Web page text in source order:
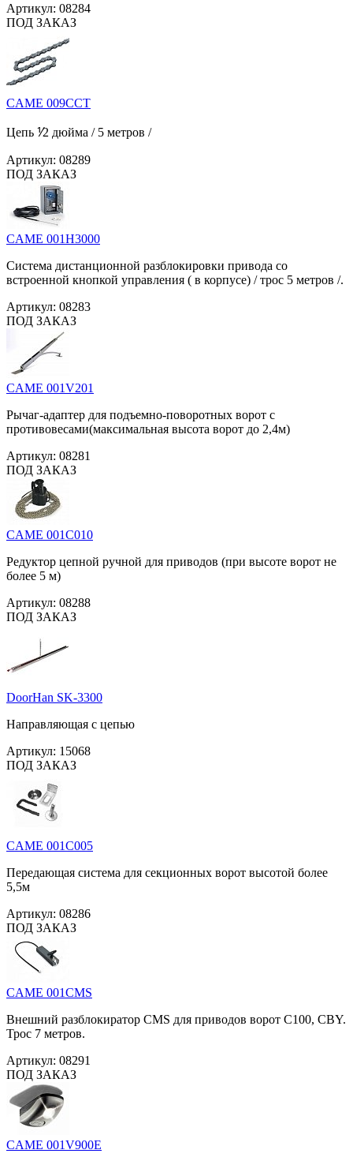
Артикул: 08284
ПОД ЗАКАЗ
CAME 009CCT
Цепь ⅟2 дюйма / 5 метров /
Артикул: 08289
ПОД ЗАКАЗ
CAME 001H3000
Система дистанционной разблокировки привода со
встроенной кнопкой управления ( в корпусе) / трос 5 метров /.
Артикул: 08283
ПОД ЗАКАЗ
CAME 001V201
Рычаг-адаптер для подъемно-поворотных ворот с
противовесами(максимальная высота ворот до 2,4м)
Артикул: 08281
ПОД ЗАКАЗ
CAME 001C010
Редуктор цепной ручной для приводов (при высоте ворот не
более 5 м)
Артикул: 08288
ПОД ЗАКАЗ
DoorHan SK-3300
Направляющая с цепью
Артикул: 15068
ПОД ЗАКАЗ
CAME 001C005
Передающая система для секционных ворот высотой более
5,5м
Артикул: 08286
ПОД ЗАКАЗ
CAME 001CMS
Внешний разблокиратор CMS для приводов ворот C100, CBY.
Трос 7 метров.
Артикул: 08291
ПОД ЗАКАЗ
CAME 001V900E